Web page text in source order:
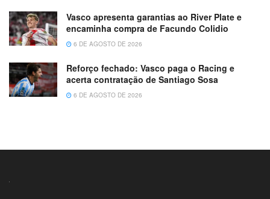
Vasco apresenta garantias ao River Plate e
encaminha compra de Facundo Colidio
6 DE AGOSTO DE 2026
Reforço fechado: Vasco paga o Racing e
acerta contratação de Santiago Sosa
6 DE AGOSTO DE 2026